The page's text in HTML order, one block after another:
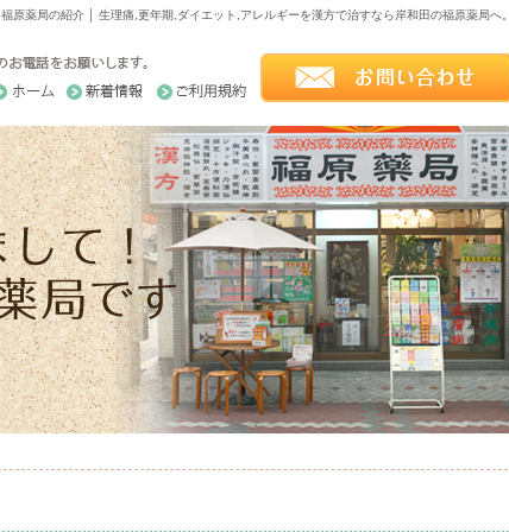
福原薬局の紹介 │ 生理痛,更年期,ダイエット,アレルギーを漢方で治すなら岸和田の福原薬局へ。